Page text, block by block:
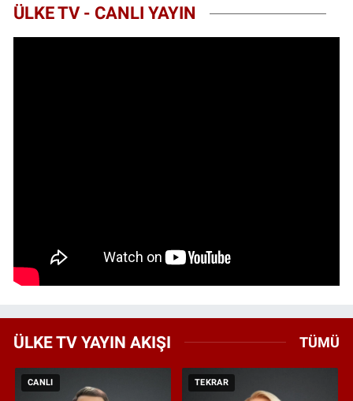
ÜLKE TV - CANLI YAYIN
ÜLKE TV YAYIN AKIŞI TÜMÜ
CANLI TEKRAR